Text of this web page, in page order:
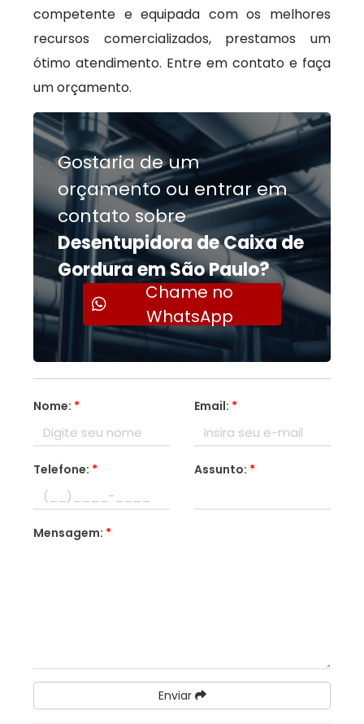
competente e equipada com os melhores
recursos comercializados, prestamos um
ótimo atendimento. Entre em contato e faça
um orçamento.
Gostaria de um
orçamento ou entrar em
contato sobre
Desentupidora de Caixa de
Gordura em São Paulo?
Chame no
WhatsApp
Nome: * Email: *
Telefone: * Assunto: *
Mensagem: *
Enviar